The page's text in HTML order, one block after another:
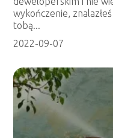
wykończenie,
tobą...
2022-09-07